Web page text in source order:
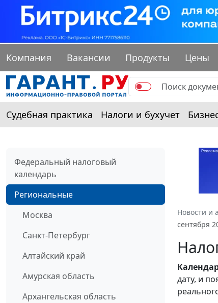
Компания Вакансии Продукты Цены
Судебная практика Налоги и бухучет
Федеральный налоговый
календарь
Региональные
Москва
Санкт-Петербург
Алтайский край
Амурская область
Архангельская область
Новости и
сентября
дату, и